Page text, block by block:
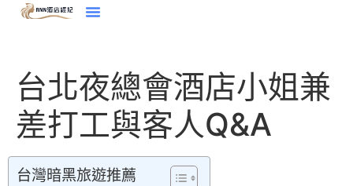
台北夜總會酒店小姐兼
差打工與客人Q&A
台灣暗黑旅遊推薦